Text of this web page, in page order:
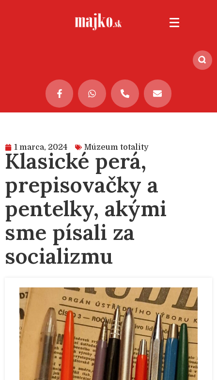
1 marca, 2024 Múzeum totality
Klasické perá,
prepisovačky a
pentelky, akými
sme písali za
socializmu